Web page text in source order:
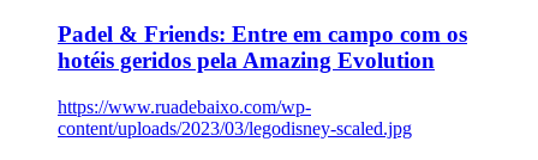
Padel & Friends: Entre em campo com os
hotéis geridos pela Amazing Evolution
https://www.ruadebaixo.com/wp-
content/uploads/2023/03/legodisney-scaled.jpg